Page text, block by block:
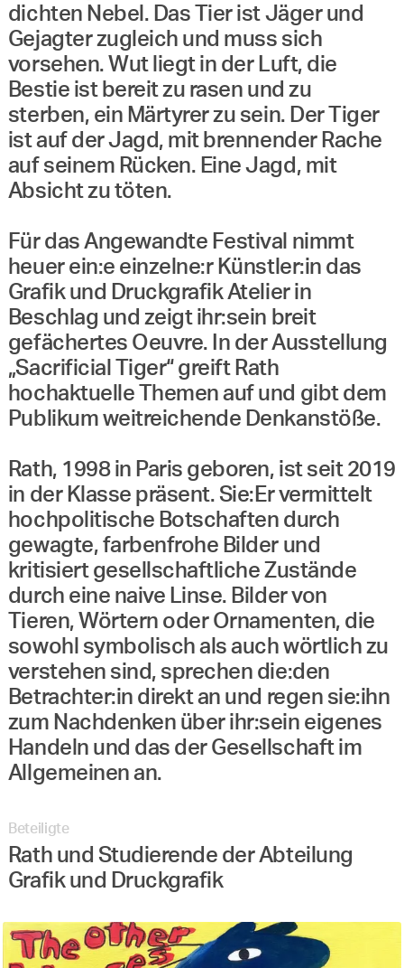
dichten Nebel. Das Tier ist Jäger und
Gejagter zugleich und muss sich
vorsehen. Wut liegt in der Luft, die
Bestie ist bereit zu rasen und zu
sterben, ein Märtyrer zu sein. Der Tiger
ist auf der Jagd, mit brennender Rache
auf seinem Rücken. Eine Jagd, mit
Absicht zu töten.
Für das Angewandte Festival nimmt
heuer ein:e einzelne:r Künstler:in das
Grafik und Druckgrafik Atelier in
Beschlag und zeigt ihr:sein breit
gefächertes Oeuvre. In der Ausstellung
„Sacrificial Tiger“ greift Rath
hochaktuelle Themen auf und gibt dem
Publikum weitreichende Denkanstöße.
Rath, 1998 in Paris geboren, ist seit 2019
in der Klasse präsent. Sie:Er vermittelt
hochpolitische Botschaften durch
gewagte, farbenfrohe Bilder und
kritisiert gesellschaftliche Zustände
durch eine naive Linse. Bilder von
Tieren, Wörtern oder Ornamenten, die
sowohl symbolisch als auch wörtlich zu
verstehen sind, sprechen die:den
Betrachter:in direkt an und regen sie:ihn
zum Nachdenken über ihr:sein eigenes
Handeln und das der Gesellschaft im
Allgemeinen an.
Beteiligte
Rath und Studierende der Abteilung
Grafik und Druckgrafik